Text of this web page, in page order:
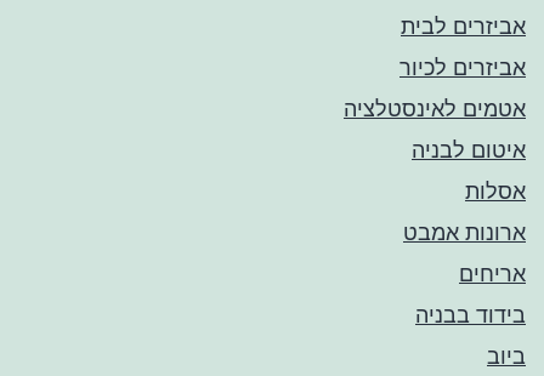
אביזרים לבית
אביזרים לכיור
אטמים לאינסטלציה
איטום לבניה
אסלות
ארונות אמבט
אריחים
בידוד בבניה
ביוב